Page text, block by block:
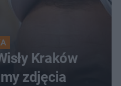
Kraków
zdjęcia